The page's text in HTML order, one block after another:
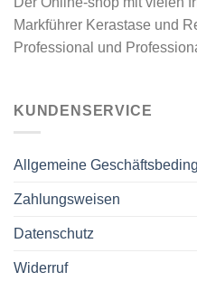
Markführer Kerastase und
Professional und
KUNDENSERVICE
Allgemeine
Zahlungsweisen
Datenschutz
Widerruf